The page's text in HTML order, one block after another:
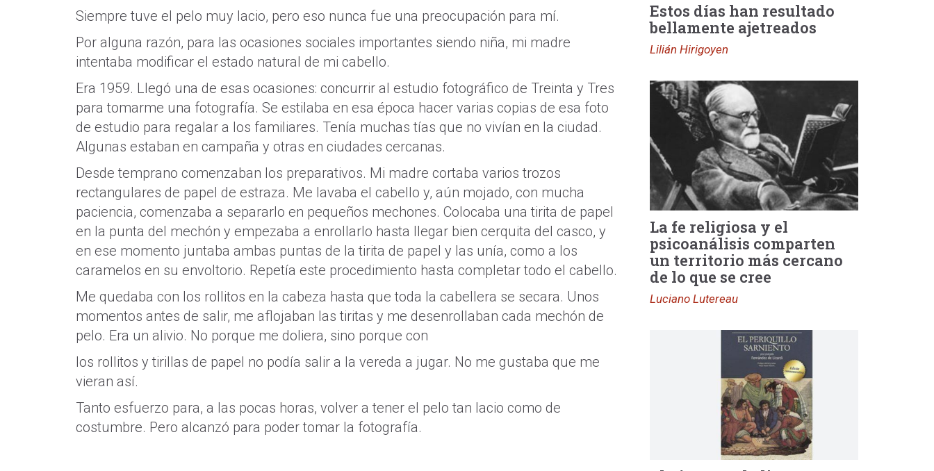
Siempre tuve el pelo muy lacio, pero eso nunca fue una preocupación para mí.
Por alguna razón, para las ocasiones sociales importantes siendo niña, mi madre
intentaba modificar el estado natural de mi cabello.
Era 1959. Llegó una de esas ocasiones: concurrir al estudio fotográfico de Treinta y Tres
para tomarme una fotografía. Se estilaba en esa época hacer varias copias de esa foto
de estudio para regalar a los familiares. Tenía muchas tías que no vivían en la ciudad.
Algunas estaban en campaña y otras en ciudades cercanas.
Desde temprano comenzaban los preparativos. Mi madre cortaba varios trozos
rectangulares de papel de estraza. Me lavaba el cabello y, aún mojado, con mucha
paciencia, comenzaba a separarlo en pequeños mechones. Colocaba una tirita de papel
en la punta del mechón y empezaba a enrollarlo hasta llegar bien cerquita del casco, y
en ese momento juntaba ambas puntas de la tirita de papel y las unía, como a los
caramelos en su envoltorio. Repetía este procedimiento hasta completar todo el cabello.
Me quedaba con los rollitos en la cabeza hasta que toda la cabellera se secara. Unos
momentos antes de salir, me aflojaban las tiritas y me desenrollaban cada mechón de
pelo. Era un alivio. No porque me doliera, sino porque con
los rollitos y tirillas de papel no podía salir a la vereda a jugar. No me gustaba que me
vieran así.
Tanto esfuerzo para, a las pocas horas, volver a tener el pelo tan lacio como de
costumbre. Pero alcanzó para poder tomar la fotografía.
Estos días han resultado
bellamente ajetreados
Lilián Hirigoyen
La fe religiosa y el
psicoanálisis comparten
un territorio más cercano
de lo que se cree
Luciano Lutereau